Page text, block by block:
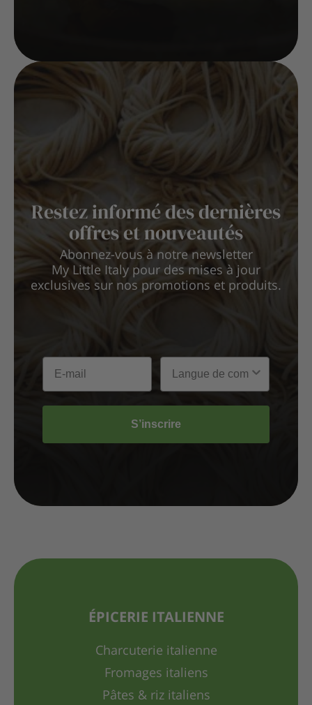
Restez informé des dernières
offres et nouveautés
Abonnez-vous à notre newsletter
My Little Italy pour des mises à jour
exclusives sur nos promotions et produits.
S’inscrire
ÉPICERIE ITALIENNE
Charcuterie italienne
Fromages italiens
Pâtes & riz italiens